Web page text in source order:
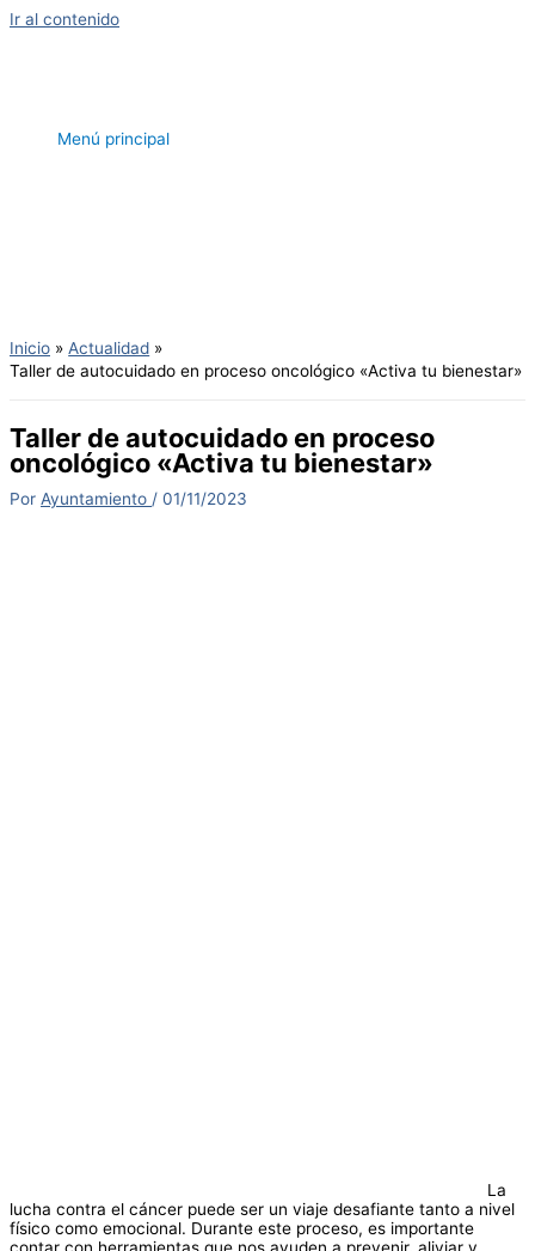
Ir al contenido
Menú principal
Inicio
Actualidad
Taller de autocuidado en proceso oncológico «Activa tu bienestar»
Taller de autocuidado en proceso
oncológico «Activa tu bienestar»
Por Ayuntamiento / 01/11/2023
La
lucha contra el cáncer puede ser un viaje desafiante tanto a nivel
físico como emocional. Durante este proceso, es importante